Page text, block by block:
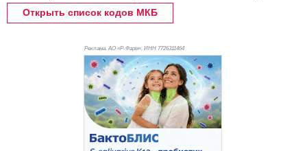
Открыть список кодов МКБ
Реклама. АО «Р-Фарм», ИНН 7726311464